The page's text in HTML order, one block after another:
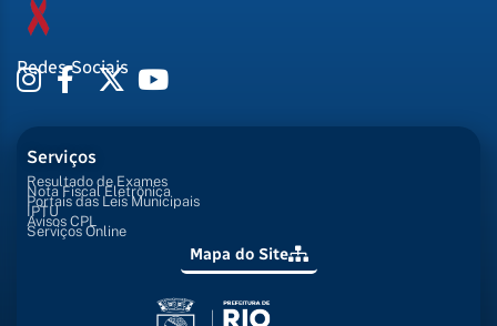
Redes Sociais
Serviços
Resultado de Exames
Nota Fiscal Eletrônica
Portais das Leis Municipais
IPTU
Avisos CPL
Serviços Online
Mapa do Site